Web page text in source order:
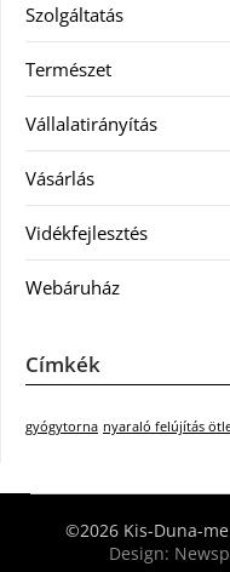
Szolgáltatás
Természet
Vállalatirányítás
Vásárlás
Vidékfejlesztés
Webáruház
Címkék
gyógytorna nyaraló felújítás
©2026 Kis-Duna-
Design: